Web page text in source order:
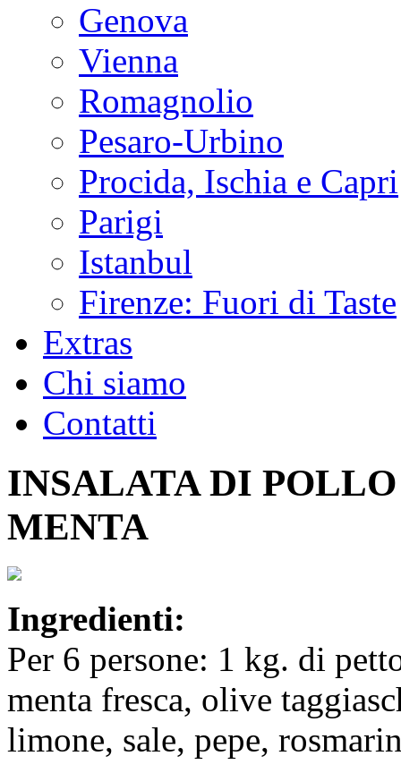
Genova
Vienna
Romagnolio
Pesaro-Urbino
Procida, Ischia e Capri
Parigi
Istanbul
Firenze: Fuori di Taste
Extras
Chi siamo
Contatti
INSALATA DI
MENTA
Ingredienti:
Per 6 persone: 1 kg. di
menta fresca, olive
limone, sale, pepe,